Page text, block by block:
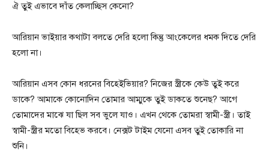
ঐ তুই এভাবে দাঁত কেলাচ্ছিস কেনো?
আরিয়ান ভাইয়ার কথাটা বলতে দেরি হলো কিন্তু আংকেলের ধমক দিতে দেরি
হলো না।
আরিয়ান এসব কোন ধরনের বিহেইভিয়ার? নিজের স্ত্রীকে কেউ তুই করে
ডাকে? আমাকে কোনোদিন তোমার আম্মুকে তুই ডাকতে শুনেছ? আগে
তোমাদের মাঝে যা ছিল সব ভুলে যাও। এখন থেকে তোমরা স্বামী-স্ত্রী। তাই
স্বামী-স্ত্রীর মতো বিহেভ করবে। নেক্সট টাইম যেনো এসব তুই তোকারি না
শুনি।